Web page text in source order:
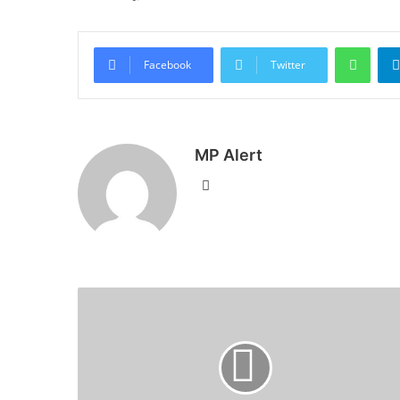
Facebook Twitter
MP Alert
Website